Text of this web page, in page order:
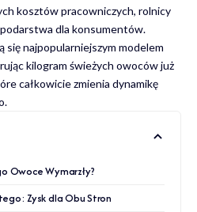
kosztów pracowniczych, rolnicy
dla konsumentów.
się najpopularniejszym modelem
kilogram świeżych owoców już
całkowicie zmienia dynamikę
Owoce Wymarzły?
Zysk dla Obu Stron